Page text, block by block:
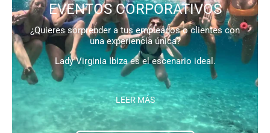
EVENTOS CORPORATIVOS
¿Quieres sorprender a tus empleados o clientes con
una experiencia única?
Lady Virginia Ibiza es el escenario ideal.
LEER MÁS